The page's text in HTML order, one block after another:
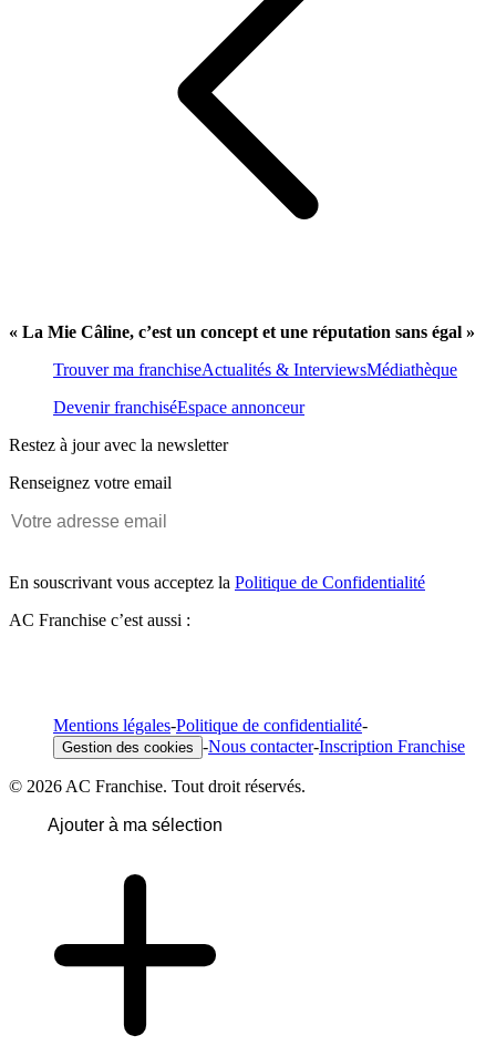
« La Mie Câline, c’est un concept et une réputation sans égal »
Trouver ma franchiseActualités & InterviewsMédiathèque
Devenir franchiséEspace annonceur
Restez à jour avec la newsletter
Renseignez votre email
En souscrivant vous acceptez la Politique de Confidentialité
AC Franchise c’est aussi :
Mentions légales-Politique de confidentialité-
Gestion des cookies -Nous contacter-Inscription Franchise
© 2026 AC Franchise. Tout droit réservés.
Ajouter à ma sélection